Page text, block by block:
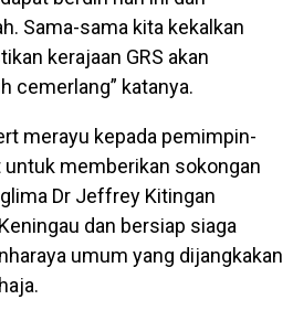
Sama-sama kita kekalkan
kerajaan GRS akan
cemerlang” katanya.
merayu kepada pemimpin-
memberikan sokongan
Dr Jeffrey Kitingan
dan bersiap siaga
umum yang dijangkakan